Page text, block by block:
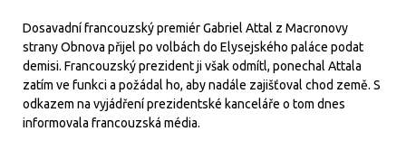
Dosavadní francouzský premiér Gabriel Attal z Macronovy
strany Obnova přijel po volbách do Elysejského paláce podat
demisi. Francouzský prezident ji však odmítl, ponechal Attala
zatím ve funkci a požádal ho, aby nadále zajišťoval chod země. S
odkazem na vyjádření prezidentské kanceláře o tom dnes
informovala francouzská média.